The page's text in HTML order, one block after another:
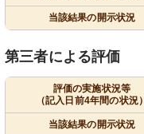
当該結果の開示状況
第三者による評価
評価の実施状況等
（記入日前4年間の状況）
当該結果の開示状況